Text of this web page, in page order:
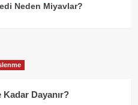
Neden Miyavlar?
Geçmiyor Ne
Dayanır?